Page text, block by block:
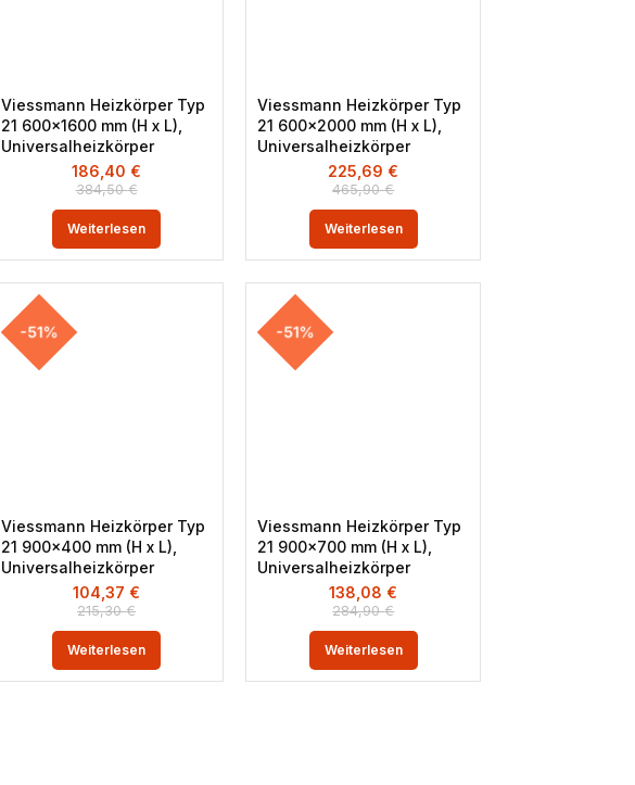
Viessmann Heizkörper Typ
21 600×1600 mm (H x L),
Universalheizkörper
384,50€
186,40 €
Weiterlesen
Viessmann Heizkörper Typ
21 600×2000 mm (H x L),
Universalheizkörper
465,90€
225,69 €
Weiterlesen
-51%
Viessmann Heizkörper Typ
21 900×400 mm (H x L),
Universalheizkörper
215,30€
104,37 €
Weiterlesen
-51%
Viessmann Heizkörper Typ
21 900×700 mm (H x L),
Universalheizkörper
284,90€
138,08 €
Weiterlesen